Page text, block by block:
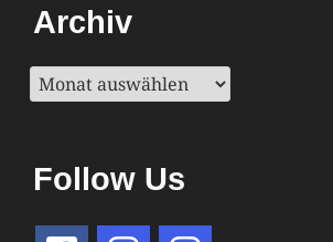
Archiv
Archiv
Follow Us